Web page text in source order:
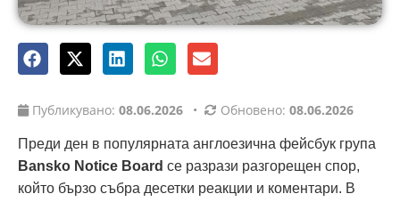
Публикувано: 08.06.2026 • Обновено: 08.06.2026
Преди ден в популярната англоезична фейсбук група
Bansko Notice Board се разрази разгорещен спор,
който бързо събра десетки реакции и коментари. В